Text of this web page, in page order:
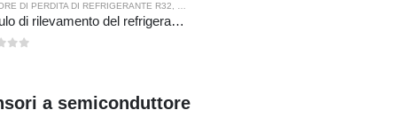
DI PERDITA DI REFRIGERANTE R32
Modulo di rilevamento del refrigerante ZRT512J | Sensore di gas NDIR per R32, R454B, R290 | Comunicazione rs485
a semiconduttore